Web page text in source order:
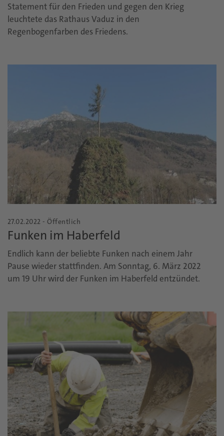
Statement für den Frieden und gegen den Krieg
leuchtete das Rathaus Vaduz in den
Regenbogenfarben des Friedens.
27.02.2022 - Öffentlich
Funken im Haberfeld
Endlich kann der beliebte Funken nach einem Jahr
Pause wieder stattfinden. Am Sonntag, 6. März 2022
um 19 Uhr wird der Funken im Haberfeld entzündet.